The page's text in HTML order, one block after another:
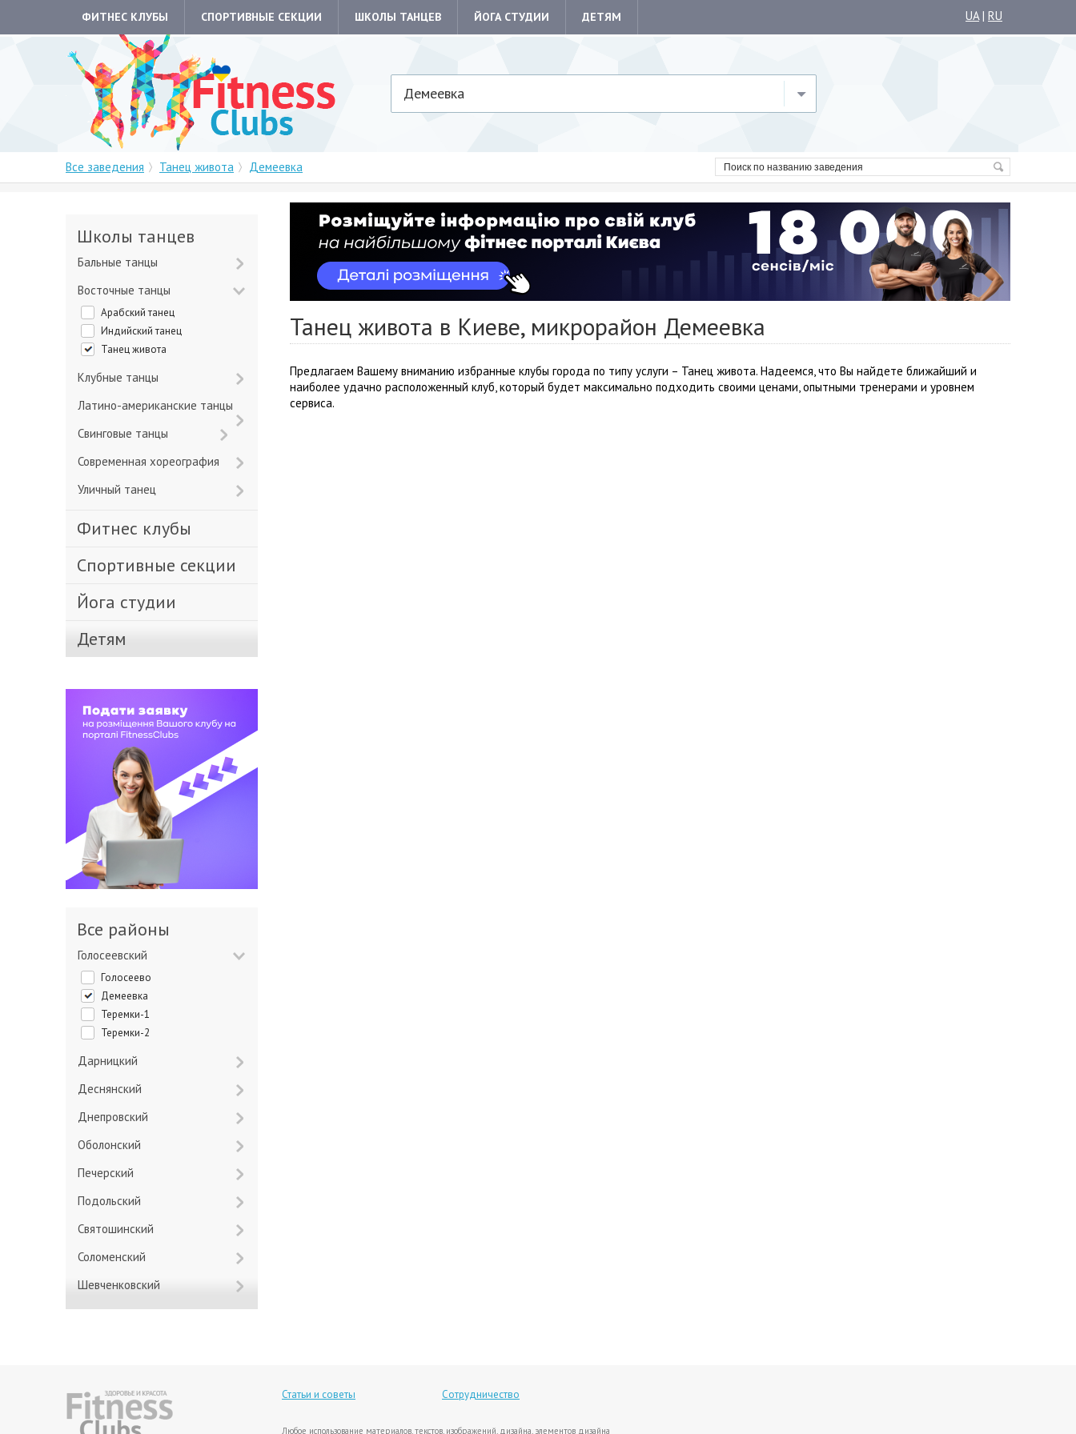
ФИТНЕС КЛУБЫ СПОРТИВНЫЕ СЕКЦИИ ШКОЛЫ ТАНЦЕВ ЙОГА СТУДИИ ДЕТЯМ UA| RU
Демеевка
Все заведения Танец живота Демеевка
Танец живота в Киеве, микрорайон Демеевка
Предлагаем Вашему вниманию избранные клубы города по типу услуги – Танец живота. Надеемся, что Вы найдете ближайший и
наиболее удачно расположенный клуб, который будет максимально подходить своими ценами, опытными тренерами и уровнем
сервиса.
Школы танцев
Бальные танцы
Восточные танцы
Арабский танец
Индийский танец
Танец живота
Клубные танцы
Латино-американские танцы
Свинговые танцы
Современная хореография
Уличный танец
Фитнес клубы
Спортивные секции
Йога студии
Детям
Все районы
Голосеевский
Голосеево
Демеевка
Теремки-1
Теремки-2
Дарницкий
Деснянский
Днепровский
Оболонский
Печерский
Подольский
Святошинский
Соломенский
Шевченковский
Статьи и советы Сотрудничество
Любое использование материалов, текстов, изображений, дизайна, элементов дизайна